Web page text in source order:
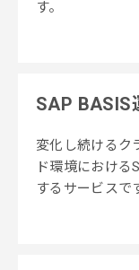
す。
SAP BASIS
変化し続けるク
ド環境における
するサービスで